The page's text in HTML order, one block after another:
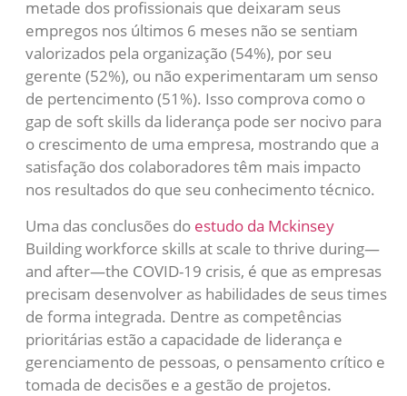
metade dos profissionais que deixaram seus
empregos nos últimos 6 meses não se sentiam
valorizados pela organização (54%), por seu
gerente (52%), ou não experimentaram um senso
de pertencimento (51%). Isso comprova como o
gap de soft skills da liderança pode ser nocivo para
o crescimento de uma empresa, mostrando que a
satisfação dos colaboradores têm mais impacto
nos resultados do que seu conhecimento técnico.
Uma das conclusões do estudo da Mckinsey
Building workforce skills at scale to thrive during—
and after—the COVID-19 crisis, é que as empresas
precisam desenvolver as habilidades de seus times
de forma integrada. Dentre as competências
prioritárias estão a capacidade de liderança e
gerenciamento de pessoas, o pensamento crítico e
tomada de decisões e a gestão de projetos.